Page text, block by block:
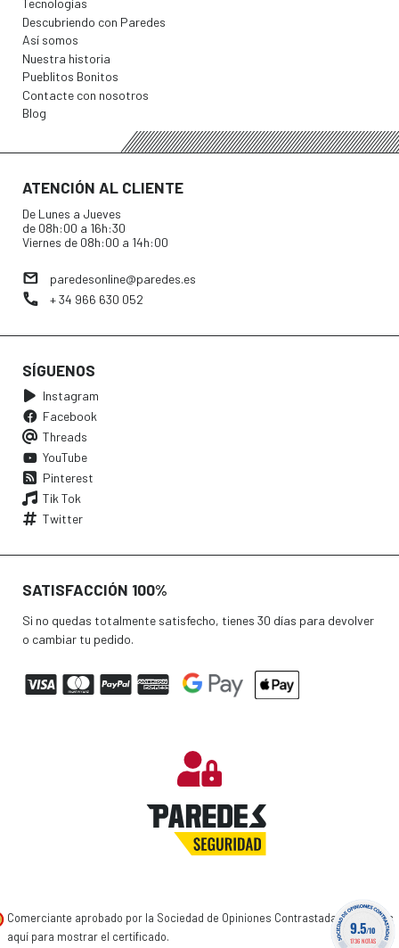
Tecnologías
Descubriendo con Paredes
Así somos
Nuestra historia
Pueblitos Bonitos
Contacte con nosotros
Blog
ATENCIÓN AL CLIENTE
De Lunes a Jueves
de 08h:00 a 16h:30
Viernes de 08h:00 a 14h:00
paredesonline@paredes.es
+ 34 966 630 052
SÍGUENOS
Instagram
Facebook
Threads
YouTube
Pinterest
Tik Tok
Twitter
SATISFACCIÓN 100%
Si no quedas totalmente satisfecho, tienes 30 días para devolver
o cambiar tu pedido.
Comerciante aprobado por la Sociedad de Opiniones Contrastadas, haga clic
aquí para mostrar el certificado. 9.5/10
1736 NOTAS